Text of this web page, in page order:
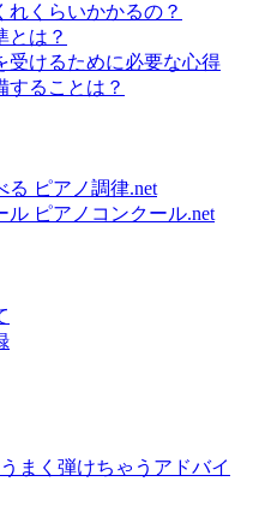
れくらいかかるの？
とは？
受けるために必要な心得
することは？
ピアノ調律.net
ピアノコンクール.net
まく弾けちゃうアドバイ